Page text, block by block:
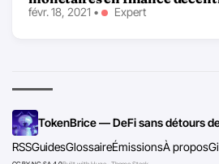
févr. 18, 2021 • Expert
TokenBrice — DeFi sans détours
RSSGuidesGlossaireÉmissionsÀ propos